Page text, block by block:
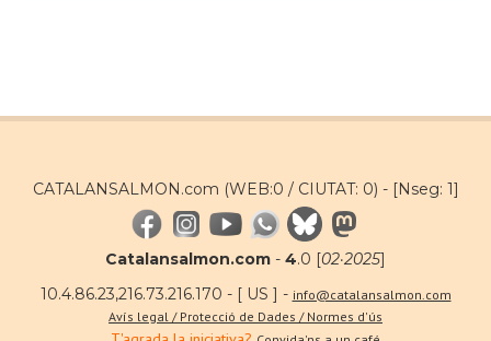
CATALANSALMON.com (WEB:0 / CIUTAT: 0) - [Nseg: 1]
Catalansalmon.com - 4.0 [02·2025]
10.4.86.23,216.73.216.170 - [ US ] - info@catalansalmon.com
Avís legal / Protecció de Dades / Normes d'ús